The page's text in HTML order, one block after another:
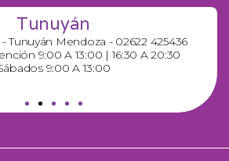
Tunuyán
- Tunuyán Mendoza - 02622 425436
9:00 A 13:00 | 16:30 A 20:30
9:00 A 13:00